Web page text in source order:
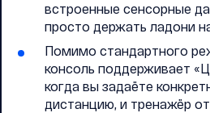
встроенные сенсорные
просто держать ладони
Помимо стандартного
консоль поддерживает
когда вы задаёте
дистанцию, и тренажёр